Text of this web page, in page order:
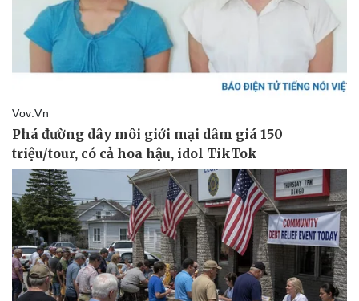
Kinh tế
Bất động sản
Tiêu dùng
Giá cà phê